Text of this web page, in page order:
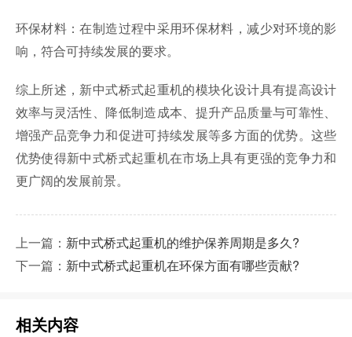
环保材料：在制造过程中采用环保材料，减少对环境的影
响，符合可持续发展的要求。
综上所述，新中式桥式起重机的模块化设计具有提高设计
效率与灵活性、降低制造成本、提升产品质量与可靠性、
增强产品竞争力和促进可持续发展等多方面的优势。这些
优势使得新中式桥式起重机在市场上具有更强的竞争力和
更广阔的发展前景。
上一篇： 新中式桥式起重机的维护保养周期是多久?
下一篇： 新中式桥式起重机在环保方面有哪些贡献?
相关内容